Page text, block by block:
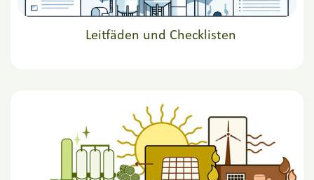
Leitfäden und Checklisten